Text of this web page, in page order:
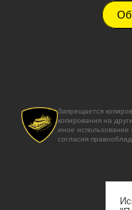
Запрещается
копирования на
иное
согласия